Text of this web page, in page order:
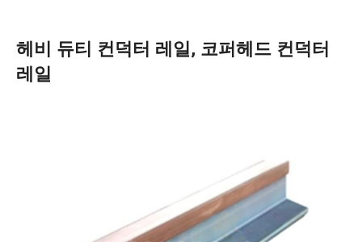
헤비 듀티 컨덕터 레일, 코퍼헤드 컨덕터
레일